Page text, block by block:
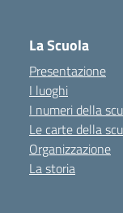
La Scuola
Presentazione
I luoghi
I numeri della
Le carte della
Organizzazione
La storia